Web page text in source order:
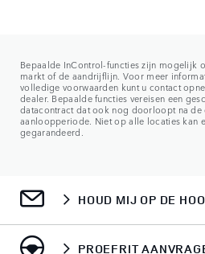
Bepaalde InControl-functies zijn mogelijk
markt of de aandrijflijn. Voor meer
volledige voorwaarden kunt u contact
dealer. Bepaalde functies vereisen een
datacontract dat ook nog doorloopt na de
aanloopperiode. Niet op alle locaties kan
gegarandeerd.
HOUD MIJ OP DE
PROEFRIT